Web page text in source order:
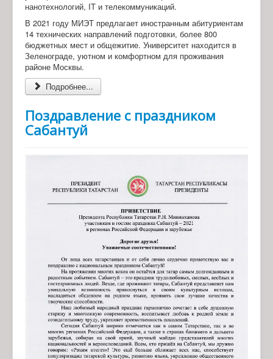
нанотехнологий, IT и телекоммуникаций.
В 2021 году МИЭТ предлагает иностранным абитуриентам
14 технических направлений подготовки, более 800
бюджетных мест и общежитие. Университет находится в
Зеленограде, уютном и комфортном для проживания
районе Москвы.
Подробнее...
Поздравление с праздником
Сабантуй